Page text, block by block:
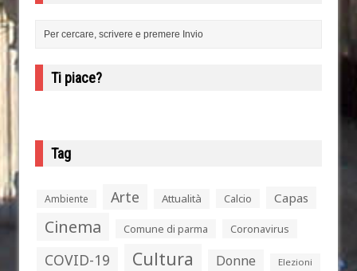
Ti piace?
Tag
Ambiente Arte Attualità Calcio Capas
Cinema Comune di parma Coronavirus
COVID-19 Cultura Donne Elezioni